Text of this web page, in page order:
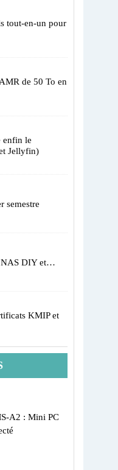
tout-en-un pour
de 50 To en
enfin le
Jellyfin)
semestre
NAS DIY et…
KMIP et
A2 : Mini PC